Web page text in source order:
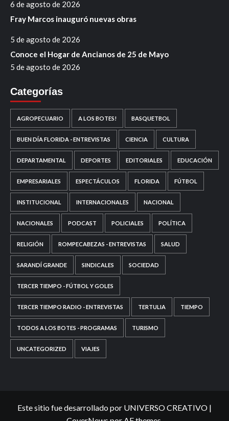
6 de agosto de 2026
Fray Marcos inauguró nuevas obras
5 de agosto de 2026
Conoce el Hogar de Ancianos de 25 de Mayo
5 de agosto de 2026
Categorías
AGROPECUARIO A LOS BOTES! BASQUETBOL
BUEN DÍA FLORIDA - ENTREVISTAS CIENCIA CULTURA
DEPARTAMENTAL DEPORTES EDITORIALES EDUCACIÓN
EMPRESARIALES ESPECTÁCULOS FLORIDA FÚTBOL
INSTITUCIONAL INTERNACIONALES NACIONAL
NACIONALES PODCAST POLICIALES POLÍTICA
RELIGIÓN ROMPECABEZAS - ENTREVISTAS SALUD
SARANDÍ GRANDE SINDICALES SOCIEDAD
TERCER TIEMPO - FÚTBOL Y GOLES
TERCER TIEMPO RADIO - ENTREVISTAS TERTULIA TIEMPO
TODOS A LOS BOTES - PROGRAMAS TURISMO
UNCATEGORIZED VIAJES
Este sitio fue desarrollado por UNIVERSO CREATIVO |